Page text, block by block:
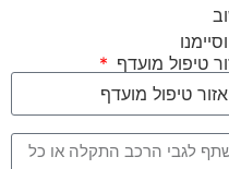
טיפול מועדף